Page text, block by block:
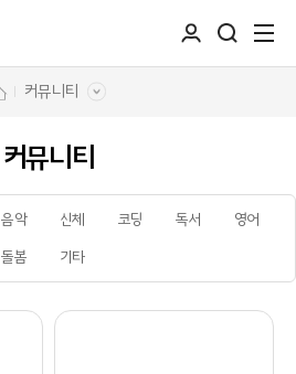
커뮤니티
커뮤니티
음악 신체 코딩 독서
영어
돌봄
기타